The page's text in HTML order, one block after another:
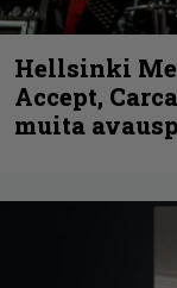
Hellsinki
Accept,
muita